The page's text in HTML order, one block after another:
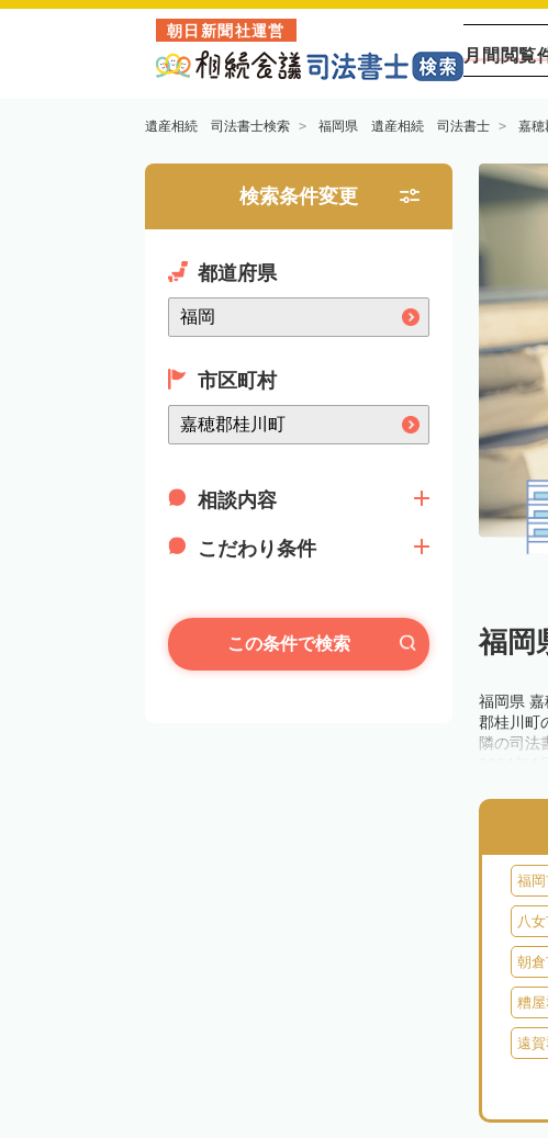
朝日新聞社運営
月間閲覧
遺産相続 司法書士検索 福岡県 遺産相続 司法書士 嘉
検索条件変更
都道府県
市区町村
相談内容
こだわり条件
この条件で検索 福岡
福岡県
郡桂川町
隣の司法
きが必要
相続登
制度の
福
八
朝
糟
遠
田